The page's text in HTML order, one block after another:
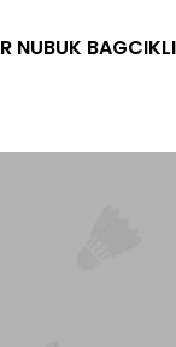
NUBUK